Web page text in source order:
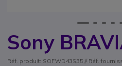
Sony
Réf. produit: SOFWD43S35 // Réf.
Passer au début de la Galerie